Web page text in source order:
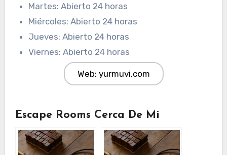
Martes: Abierto 24 horas
Miércoles: Abierto 24 horas
Jueves: Abierto 24 horas
Viernes: Abierto 24 horas
Web: yurmuvi.com
Escape Rooms Cerca De Mi